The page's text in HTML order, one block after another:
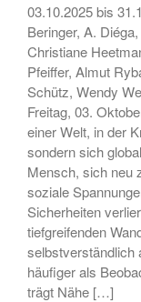
03.10.2025 bis
Beringer, A.
Christiane
Pfeiffer, Almut
Schütz, Wendy
Freitag, 03.
einer Welt, in der
sondern sich
Mensch, sich neu
soziale
Sicherheiten
tiefgreifenden
selbstverständlich
häufiger als
trägt Nähe […]